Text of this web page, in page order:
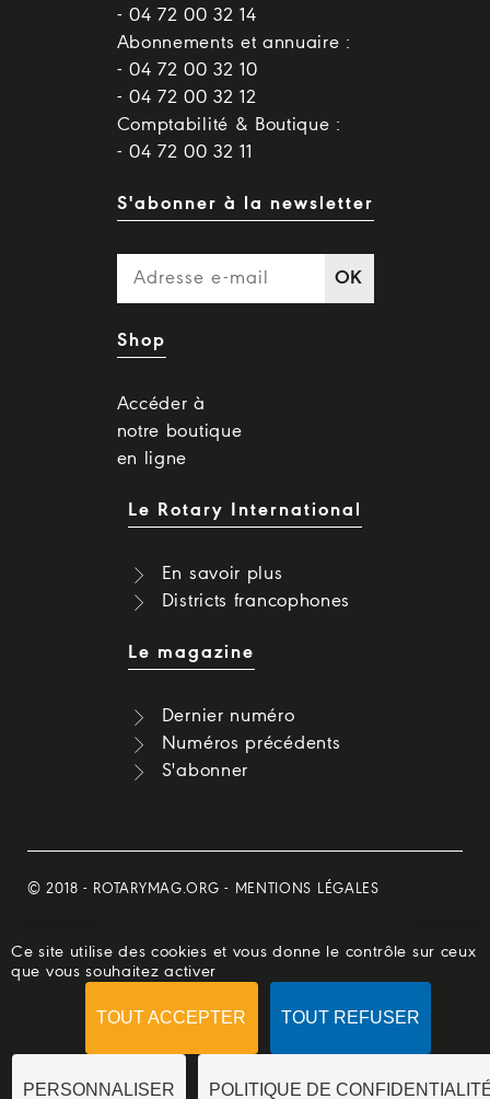
- 04 72 00 32 14
Abonnements et annuaire :
- 04 72 00 32 10
- 04 72 00 32 12
Comptabilité & Boutique :
- 04 72 00 32 11
S'abonner à la newsletter
OK
Shop
Accéder à
notre boutique
en ligne
Le Rotary International
En savoir plus
Districts francophones
Le magazine
Dernier numéro
Numéros précédents
S'abonner
© 2018 - ROTARYMAG.ORG - MENTIONS LÉGALES
Ce site utilise des cookies et vous donne le contrôle sur ceux
que vous souhaitez activer
TOUT ACCEPTER TOUT REFUSER
PERSONNALISER POLITIQUE DE